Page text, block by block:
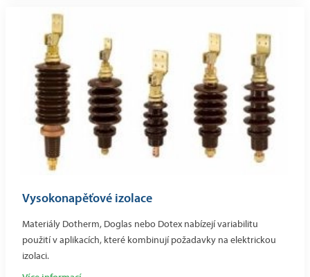
Vysokonapěťové izolace
Materiály Dotherm, Doglas nebo Dotex nabízejí variabilitu
použití v aplikacích, které kombinují požadavky na elektrickou
izolaci.